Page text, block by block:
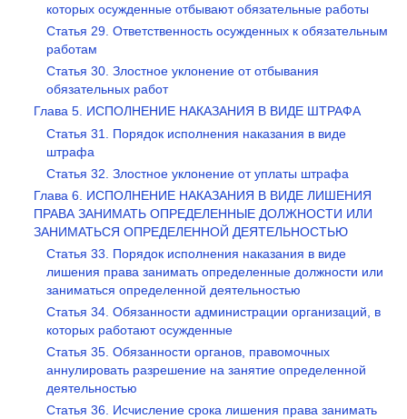
которых осужденные отбывают обязательные работы
Статья 29. Ответственность осужденных к обязательным
работам
Статья 30. Злостное уклонение от отбывания
обязательных работ
Глава 5. ИСПОЛНЕНИЕ НАКАЗАНИЯ В ВИДЕ ШТРАФА
Статья 31. Порядок исполнения наказания в виде
штрафа
Статья 32. Злостное уклонение от уплаты штрафа
Глава 6. ИСПОЛНЕНИЕ НАКАЗАНИЯ В ВИДЕ ЛИШЕНИЯ
ПРАВА ЗАНИМАТЬ ОПРЕДЕЛЕННЫЕ ДОЛЖНОСТИ ИЛИ
ЗАНИМАТЬСЯ ОПРЕДЕЛЕННОЙ ДЕЯТЕЛЬНОСТЬЮ
Статья 33. Порядок исполнения наказания в виде
лишения права занимать определенные должности или
заниматься определенной деятельностью
Статья 34. Обязанности администрации организаций, в
которых работают осужденные
Статья 35. Обязанности органов, правомочных
аннулировать разрешение на занятие определенной
деятельностью
Статья 36. Исчисление срока лишения права занимать